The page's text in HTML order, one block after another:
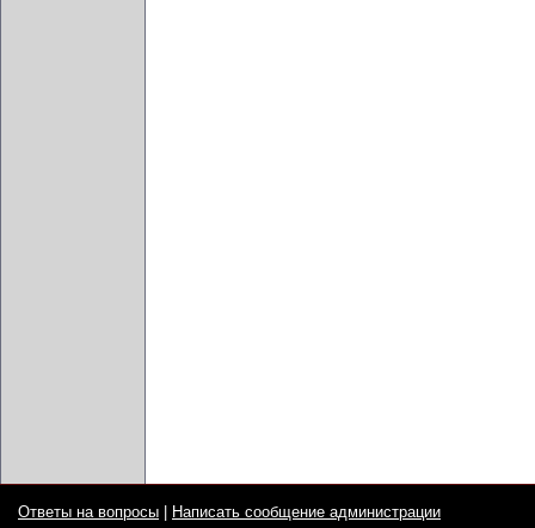
Ответы на вопросы Написать сообщение администрации